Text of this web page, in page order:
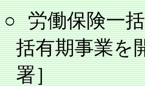
○ 労働保険一
括有期事業を
署］